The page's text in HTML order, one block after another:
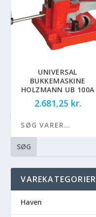
UNIVERSAL
BUKKEMASKINE
HOLZMANN UB 100A
2.681,25 kr.
SØG
VAREKATEGORIER
Haven